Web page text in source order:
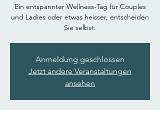
Ein entspannter Wellness-Tag für Couples
und Ladies oder etwas heisser, entscheiden
Sie selbst.
Anmeldung geschlossen
Jetzt andere Veranstaltungen
ansehen